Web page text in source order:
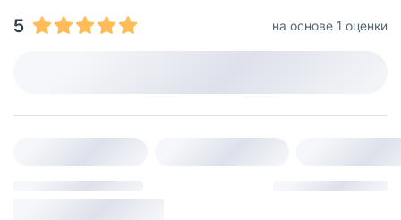
5
на основе 1 оценки